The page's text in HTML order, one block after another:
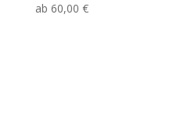
ab 60,00 €